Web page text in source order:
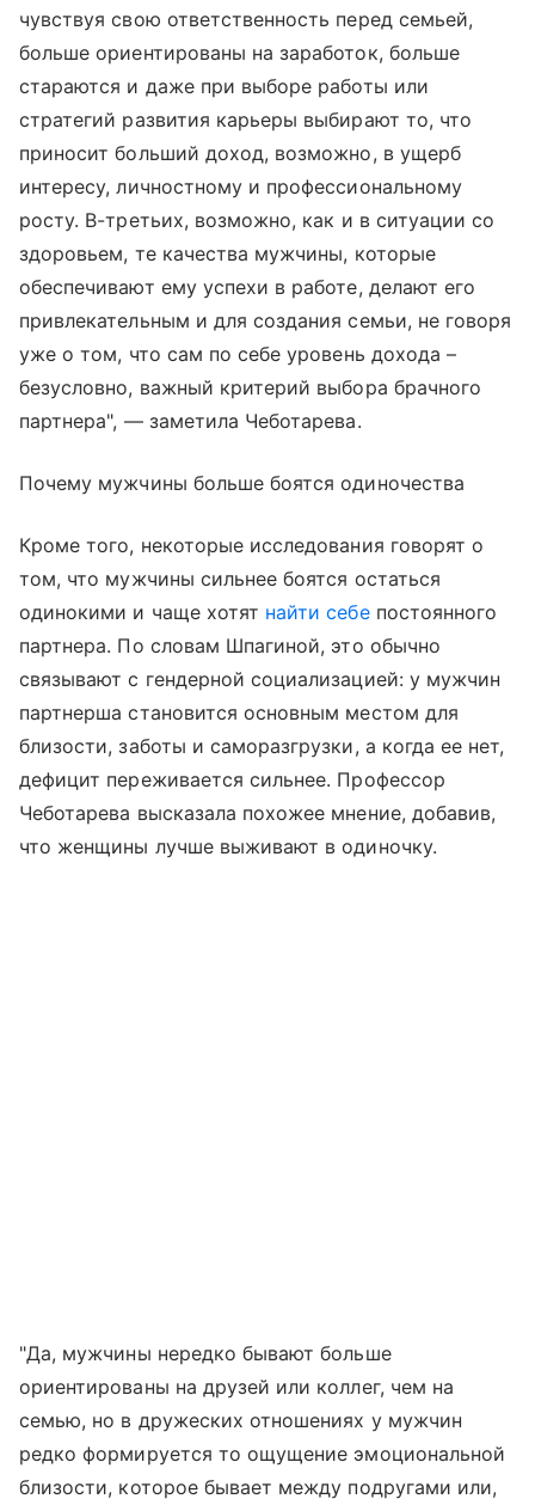
чувствуя свою ответственность перед семьей,
больше ориентированы на заработок, больше
стараются и даже при выборе работы или
стратегий развития карьеры выбирают то, что
приносит больший доход, возможно, в ущерб
интересу, личностному и профессиональному
росту. В-третьих, возможно, как и в ситуации со
здоровьем, те качества мужчины, которые
обеспечивают ему успехи в работе, делают его
привлекательным и для создания семьи, не говоря
уже о том, что сам по себе уровень дохода –
безусловно, важный критерий выбора брачного
партнера", — заметила Чеботарева.
Почему мужчины больше боятся одиночества
Кроме того, некоторые исследования говорят о
том, что мужчины сильнее боятся остаться
одинокими и чаще хотят найти себепостоянного
партнера. По словам Шпагиной, это обычно
связывают с гендерной социализацией: у мужчин
партнерша становится основным местом для
близости, заботы и саморазгрузки, а когда ее нет,
дефицит переживается сильнее. Профессор
Чеботарева высказала похожее мнение, добавив,
что женщины лучше выживают в одиночку.
"Да, мужчины нередко бывают больше
ориентированы на друзей или коллег, чем на
семью, но в дружеских отношениях у мужчин
редко формируется то ощущение эмоциональной
близости, которое бывает между подругами или,